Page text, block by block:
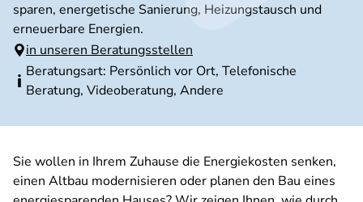
sparen, energetische Sanierung, Heizungstausch und
erneuerbare Energien.
in unseren Beratungsstellen
Beratungsart: Persönlich vor Ort, Telefonische
Beratung, Videoberatung, Andere
Sie wollen in Ihrem Zuhause die Energiekosten senken,
einen Altbau modernisieren oder planen den Bau eines